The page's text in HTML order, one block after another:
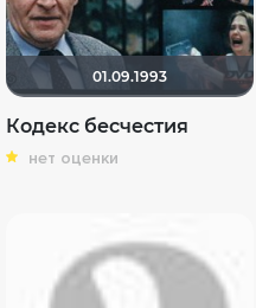
01.09.1993
Кодекс бесчестия
нет оценки